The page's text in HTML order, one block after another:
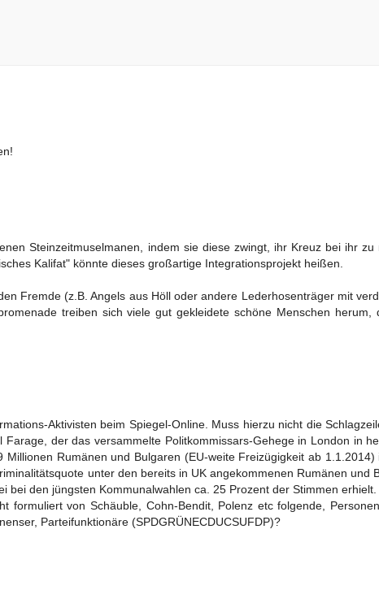
Steinzeitmuselmanen, indem sie diese zwingt, ihr Kreuz bei ihr zu
Kalifat" könnte dieses großartige Integrationsprojekt heißen.
Fremde (z.B. Angels aus Höll oder andere Lederhosenträger mit
treiben sich viele gut gekleidete schöne Menschen herum,
Aktivisten beim Spiegel-Online. Muss hierzu nicht die
Farage, der das versammelte Politkommissars-Gehege in London in
Rumänen und Bulgaren (EU-weite Freizügigkeit ab 1.1.2014)
unter den bereits in UK angekommenen Rumänen und
bei den jüngsten Kommunalwahlen ca. 25 Prozent der Stimmen erhielt.
formuliert von Schäuble, Cohn-Bendit, Polenz etc folgende,
Parteifunktionäre (SPDGRÜNECDUCSUFDP)?